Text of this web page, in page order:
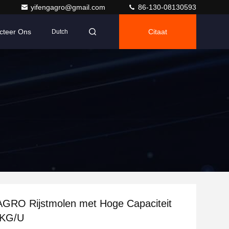
yifengagro@gmail.com 86-130-08130593
Ons Dutch Citaat
Rijstmolen met Hoge Capaciteit
U